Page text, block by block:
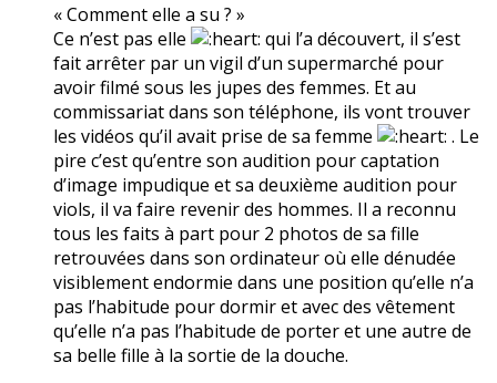
« Comment elle a su ? »
Ce n’est pas elle
qui l’a découvert, il s’est
fait arrêter par un vigil d’un supermarché pour
avoir filmé sous les jupes des femmes. Et au
commissariat dans son téléphone, ils vont trouver
les vidéos qu’il avait prise de sa femme
. Le
pire c’est qu’entre son audition pour captation
d’image impudique et sa deuxième audition pour
viols, il va faire revenir des hommes. Il a reconnu
tous les faits à part pour 2 photos de sa fille
retrouvées dans son ordinateur où elle dénudée
visiblement endormie dans une position qu’elle n’a
pas l’habitude pour dormir et avec des vêtement
qu’elle n’a pas l’habitude de porter et une autre de
sa belle fille à la sortie de la douche.